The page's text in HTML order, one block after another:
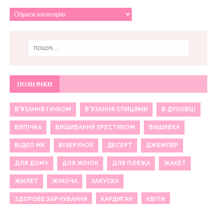
ПОЗНАЧКИ
В'ЯЗАННЯ ГАЧКОМ В'ЯЗАННЯ СПИЦЯМИ В ДУХОВЦІ
ВИПІЧКА ВИШИВАННЯ ХРЕСТИКОМ ВИШИВКА
ВІДЕО МК ВІЗЕРУНОК ДЕСЕРТ ДЖЕМПЕР
ДЛЯ ДОМУ ДЛЯ ЖІНОК ДЛЯ ПЛЯЖА ЖАКЕТ
ЖИЛЕТ ЖІНОЧА ЗАКУСКА
ЗДОРОВЕ ХАРЧУВАННЯ КАРДИГАН КВІТИ